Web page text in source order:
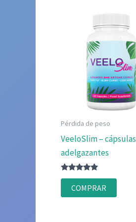
Pérdida de peso
VeeloSlim – cápsulas
adelgazantes
Valorado
4.75
de 5
COMPRAR